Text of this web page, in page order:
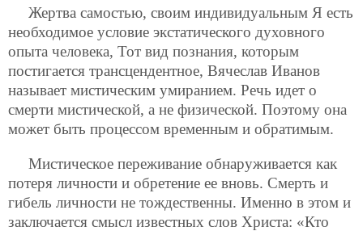
Жертва самостью, своим индивидуальным Я есть
необходимое условие экстатического духовного
опыта человека, Тот вид познания, которым
постигается трансцендентное, Вячеслав Иванов
называет мистическим умиранием. Речь идет о
смерти мистической, а не физической. Поэтому она
может быть процессом временным и обратимым.
Мистическое переживание обнаруживается как
потеря личности и обретение ее вновь. Смерть и
гибель личности не тождественны. Именно в этом и
заключается смысл известных слов Христа: «Кто